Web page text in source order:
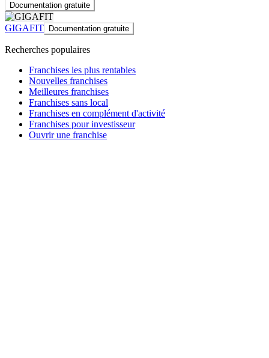
Documentation gratuite
GIGAFIT Documentation gratuite
Recherches populaires
Franchises les plus rentables
Nouvelles franchises
Meilleures franchises
Franchises sans local
Franchises en complément d'activité
Franchises pour investisseur
Ouvrir une franchise